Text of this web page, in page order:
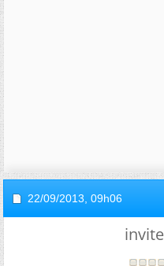
22/09/2013, 09h06